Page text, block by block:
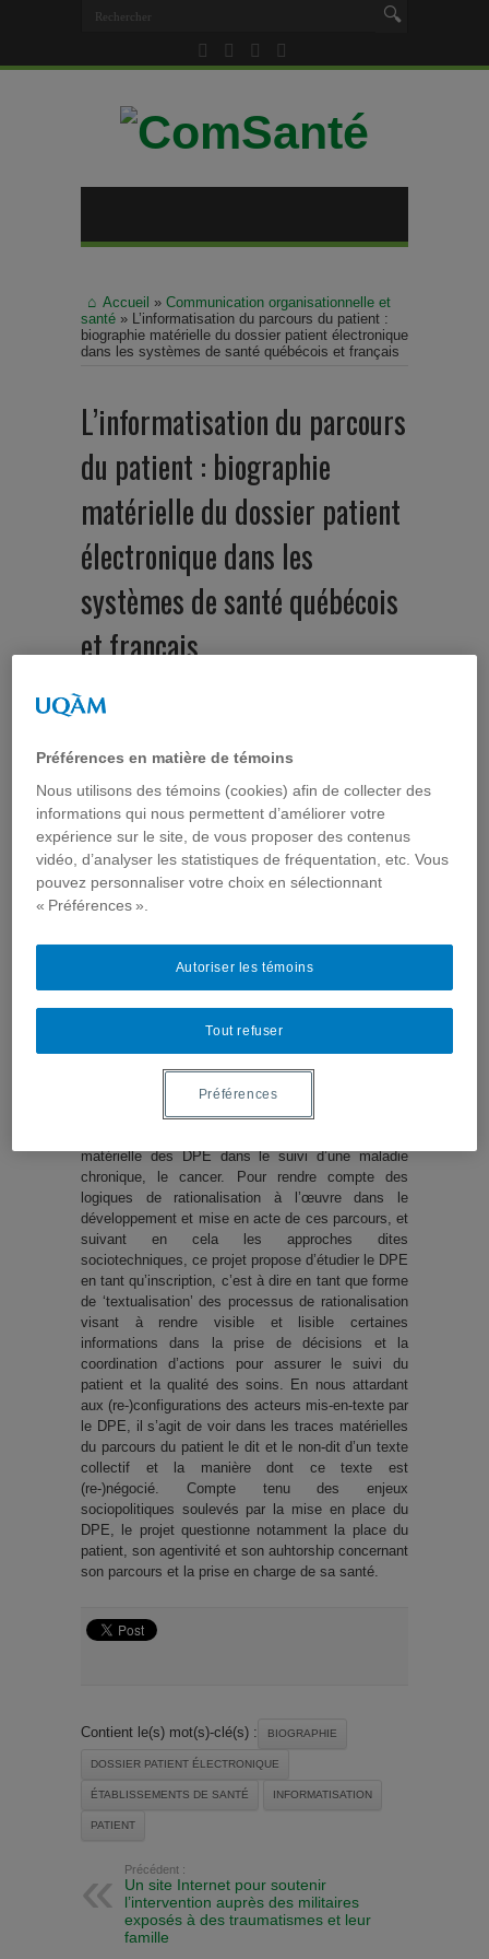
Accueil » Communication organisationnelle et
santé » L’informatisation du parcours du patient :
biographie matérielle du dossier patient électronique
dans les systèmes de santé québécois et français
L’informatisation du parcours
du patient : biographie
matérielle du dossier patient
électronique dans les
systèmes de santé québécois
et français
Dans
recherche
Projet mené parConsuelo Vásquez
avec l’équipeÉCORSEdu Centre de Recherche
Travail Organisation et Pouvoir (CERTOP) de
l’Université de Toulouse
À partir d’une étude de cas comparative, le présent
projet propose d’interroger les logiques de
rationalisation – organisationnelles, politiques et
du dossier patient électronique (DPE) dans deux
établissements de santé, un en Midi-Pyrénée et
l’autre à Montréal. La dimension comparative de la
démarche de recherche vise rendre compte à la
fois des régularités dans l’articulation de ces
logiques, inscrites clairement dans un optique
d’optimisation, ainsi que des différences que les
politiques de santé du Québec et de la France
insufflent à ces processus. Plus particulièrement il
matérielle des DPE dans le suivi d’une maladie
chronique, le cancer. Pour rendre compte des
logiques de rationalisation à l’œuvre dans le
développement et mise en acte de ces parcours, et
suivant en cela les approches dites
sociotechniques, ce projet propose d’étudier le DPE
en tant qu’inscription, c’est à dire en tant que forme
de ‘textualisation’ des processus de rationalisation
visant à rendre visible et lisible certaines
informations dans la prise de décisions et la
coordination d’actions pour assurer le suivi du
patient et la qualité des soins. En nous attardant
aux (re-)configurations des acteurs mis-en-texte par
le DPE, il s’agit de voir dans les traces matérielles
du parcours du patient le dit et le non-dit d’un texte
collectif et la manière dont ce texte est
(re-)négocié. Compte tenu des enjeux
sociopolitiques soulevés par la mise en place du
DPE, le projet questionne notamment la place du
patient, son agentivité et son auhtorship concernant
son parcours et la prise en charge de sa santé.
Contient le(s) mot(s)-clé(s) : BIOGRAPHIE
DOSSIER PATIENT ÉLECTRONIQUE
ÉTABLISSEMENTS DE SANTÉ INFORMATISATION
PATIENT
Précédent :
Un site Internet pour soutenir
l’intervention auprès des militaires
exposés à des traumatismes et leur
famille
Préférences en matière de témoins
Nous utilisons des témoins (cookies) afin de collecter des
informations qui nous permettent d’améliorer votre
expérience sur le site, de vous proposer des contenus
vidéo, d’analyser les statistiques de fréquentation, etc. Vous
pouvez personnaliser votre choix en sélectionnant
« Préférences ».
Tout refuser
Autoriser les témoins
Préférences